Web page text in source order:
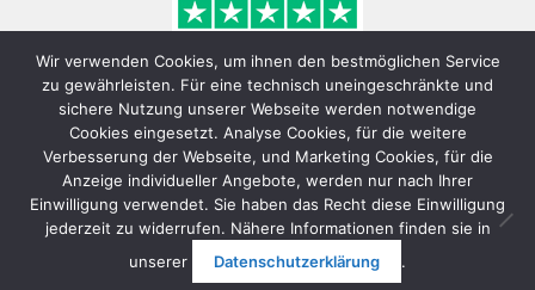
© FunShop Wien - Hochqualitative Elektromobilität 2026
Datenschutzerklärung
Erstellt mit WooCommerce
Wir verwenden Cookies, um ihnen den bestmöglichen Service
zu gewährleisten. Für eine technisch uneingeschränkte und
sichere Nutzung unserer Webseite werden notwendige
Cookies eingesetzt. Analyse Cookies, für die weitere
Verbesserung der Webseite, und Marketing Cookies, für die
Anzeige individueller Angebote, werden nur nach Ihrer
Einwilligung verwendet. Sie haben das Recht diese Einwilligung
jederzeit zu widerrufen. Nähere Informationen finden sie in
unserer
Datenschutzerklärung .